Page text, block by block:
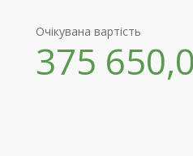
Очікувана вартість
375